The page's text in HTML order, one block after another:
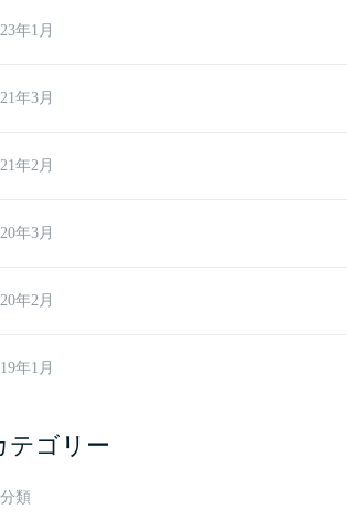
年1月
年3月
年2月
年3月
年2月
年1月
テゴリー
類